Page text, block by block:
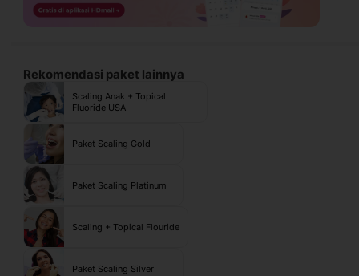
Rekomendasi paket lainnya
Scaling Anak + Topical
Fluoride USA
Paket Scaling Gold
Paket Scaling Platinum
Scaling + Topical Flouride
Paket Scaling Silver